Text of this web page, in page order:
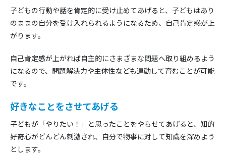
子どもの行動や話を肯定的に受け止めてあげると、子どもはあり
のままの自分を受け入れられるようになるため、自己肯定感が上
がります。
自己肯定感が上がれば自主的にさまざまな問題へ取り組めるよう
になるので、問題解決力や主体性なども連動して育むことが可能
です。
好きなことをさせてあげる
子どもが「やりたい！」と思ったことをやらせてあげると、知的
好奇心がどんどん刺激され、自分で物事に対して知識を深めよう
とします。